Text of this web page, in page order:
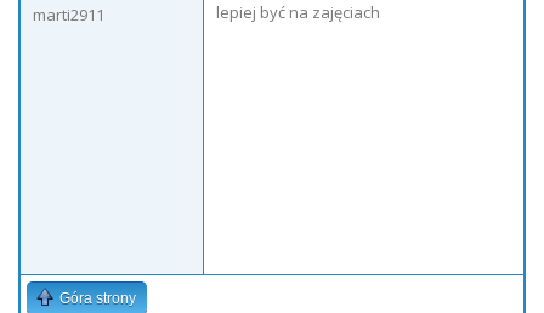
marti2911
lepiej być na zajęciach
Góra strony